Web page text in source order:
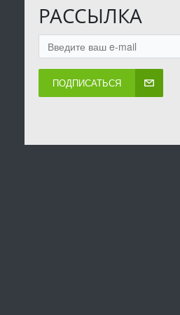
РАССЫЛКА
ПОДПИСАТЬСЯ